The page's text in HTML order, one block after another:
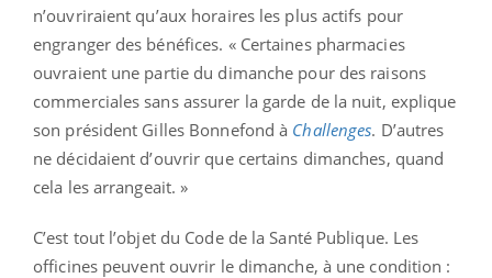
n’ouvriraient qu’aux horaires les plus actifs pour
engranger des bénéfices. « Certaines pharmacies
ouvraient une partie du dimanche pour des raisons
commerciales sans assurer la garde de la nuit, explique
son président Gilles Bonnefond à Challenges. D’autres
ne décidaient d’ouvrir que certains dimanches, quand
cela les arrangeait. »
C’est tout l’objet du Code de la Santé Publique. Les
officines peuvent ouvrir le dimanche, à une condition :